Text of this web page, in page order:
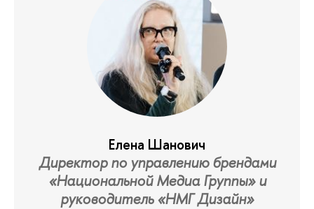
Елена Шанович
Директор по управлению брендами
«Национальной Медиа Группы» и
руководитель «НМГ Дизайн»